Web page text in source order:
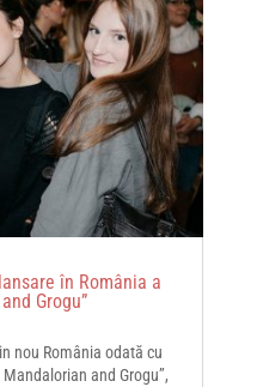
în România a
Grogu”
nou România odată cu
and Grogu”,